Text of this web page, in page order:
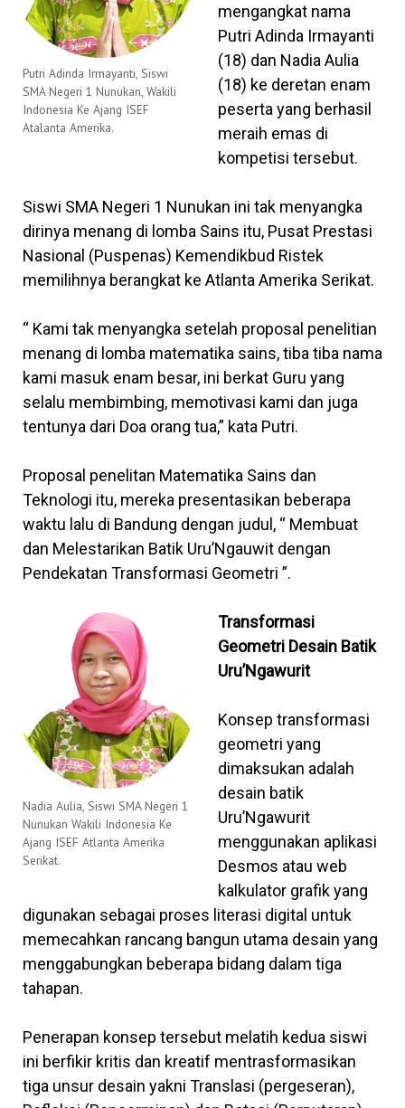
Putri Adinda Irmayanti, Siswi
SMA Negeri 1 Nunukan, Wakili
Indonesia Ke Ajang ISEF
Atalanta Amerika.
mengangkat nama
Putri Adinda Irmayanti
(18) dan Nadia Aulia
(18) ke deretan enam
peserta yang berhasil
meraih emas di
kompetisi tersebut.
Siswi SMA Negeri 1 Nunukan ini tak menyangka
dirinya menang di lomba Sains itu, Pusat Prestasi
Nasional (Puspenas) Kemendikbud Ristek
memilihnya berangkat ke Atlanta Amerika Serikat.
“ Kami tak menyangka setelah proposal penelitian
menang di lomba matematika sains, tiba tiba nama
kami masuk enam besar, ini berkat Guru yang
selalu membimbing, memotivasi kami dan juga
tentunya dari Doa orang tua,” kata Putri.
Proposal penelitan Matematika Sains dan
Teknologi itu, mereka presentasikan beberapa
waktu lalu di Bandung dengan judul, “ Membuat
dan Melestarikan Batik Uru’Ngauwit dengan
Pendekatan Transformasi Geometri ”.
Nadia Aulia, Siswi SMA Negeri 1
Nunukan Wakili Indonesia Ke
Ajang ISEF Atlanta Amerika
Serikat.
Transformasi
Geometri Desain Batik
Uru’Ngawurit
Konsep transformasi
geometri yang
dimaksukan adalah
desain batik
Uru’Ngawurit
menggunakan aplikasi
Desmos atau web
kalkulator grafik yang
digunakan sebagai proses literasi digital untuk
memecahkan rancang bangun utama desain yang
menggabungkan beberapa bidang dalam tiga
tahapan.
Penerapan konsep tersebut melatih kedua siswi
ini berfikir kritis dan kreatif mentrasformasikan
tiga unsur desain yakni Translasi (pergeseran),